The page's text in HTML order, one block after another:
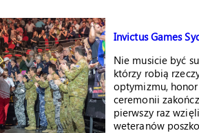
Invictus Games
Nie musicie być
którzy robią
optymizmu,
ceremonii
pierwszy raz
weteranów